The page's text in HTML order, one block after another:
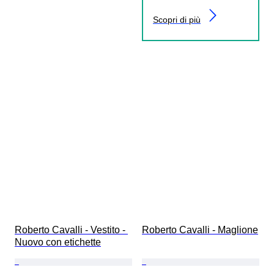
Scopri di più
Roberto Cavalli - Vestito -
Nuovo con etichette
Roberto Cavalli - Maglione